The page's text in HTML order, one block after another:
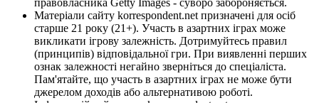
Матеріали сайту korrespondent.net призначені для осіб
старше 21 року (21+). Участь в азартних іграх може
викликати ігрову залежність. Дотримуйтесь правил
(принципів) відповідальної гри. При виявленні перших
ознак залежності негайно зверніться до спеціаліста.
Пам'ятайте, що участь в азартних іграх не може бути
джерелом доходів або альтернативою роботі.